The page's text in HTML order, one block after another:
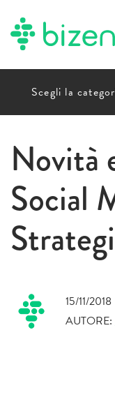
Scegli la
Novità
Social
15/11/2018
AUTORE: